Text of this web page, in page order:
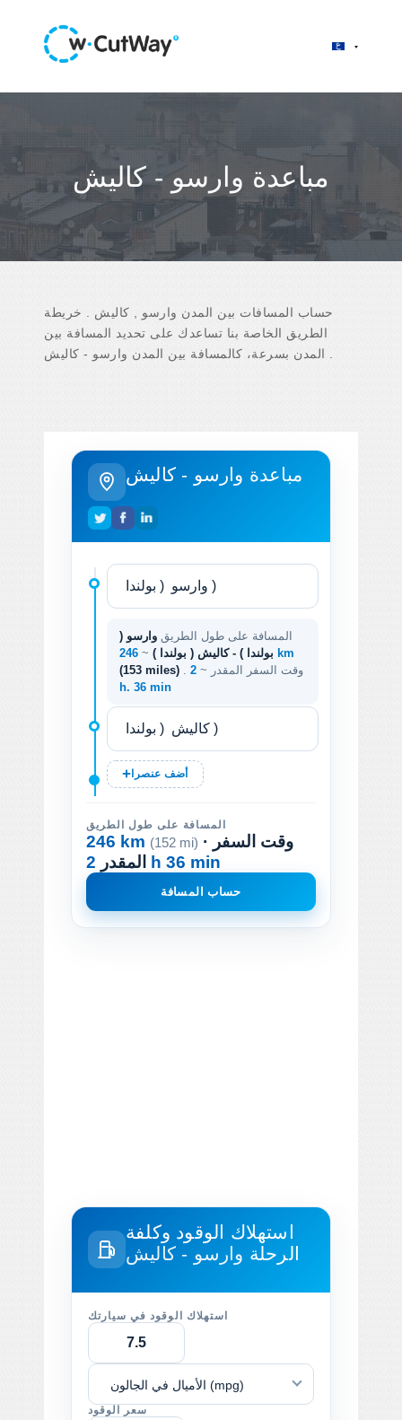
مباعدة وارسو - كاليش
حساب المسافات بين المدن وارسو , كاليش . خريطة
الطريق الخاصة بنا تساعدك على تحديد المسافة بين
مباعدة وارسو - كاليش
المسافة على طول الطريق وارسو (
بولندا ) - كاليش ( بولندا ) ~
246 km
(153 miles)
. وقت السفر المقدر ~ 2
h. 36 min
أضف عنصرا
المسافة على طول الطريق
246 km (152 mi) · وقت السفر
المقدر 2 h 36 min
حساب المسافة
استهلاك الوقود وكلفة
الرحلة وارسو - كاليش
استهلاك الوقود في سيارتك
الأميال في الجالون (mpg)
سعر الوقود